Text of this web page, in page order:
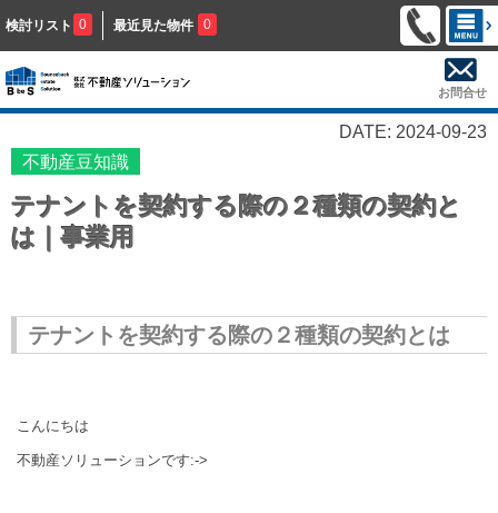
検討リスト 0 最近見た物件 0
お問合せ
DATE: 2024-09-23
不動産豆知識
テナントを契約する際の２種類の契約と
は｜事業用
テナントを契約する際の２種類の契約とは
こんにちは
不動産ソリューションです:->